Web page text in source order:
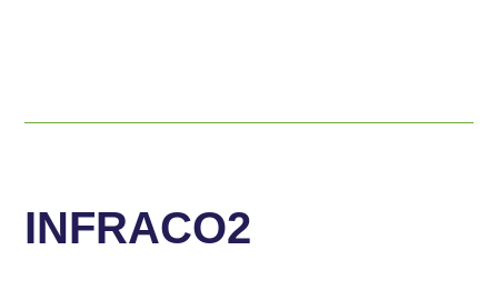
INFRACO2